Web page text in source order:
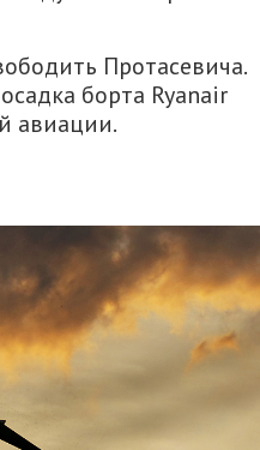
Протасевича.
борта Ryanair
авиации.